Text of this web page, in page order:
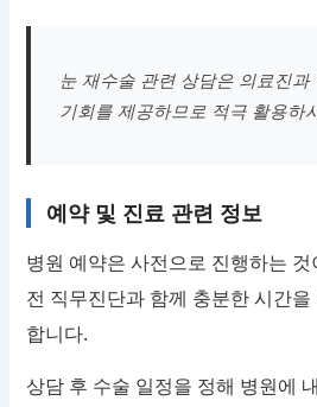
눈 재수술 관련 상담은 의료진
기회를 제공하므로 적극 활용하
예약 및 진료 관련 정보
병원 예약은 사전으로 진행하는
전 직무진단과 함께 충분한 시간
합니다.
상담 후 수술 일정을 정해 병원에